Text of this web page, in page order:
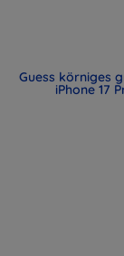
Guess körniges
iPhone 17